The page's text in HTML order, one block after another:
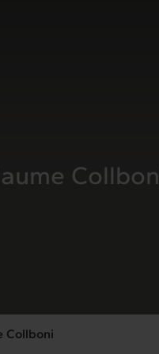
Collboni